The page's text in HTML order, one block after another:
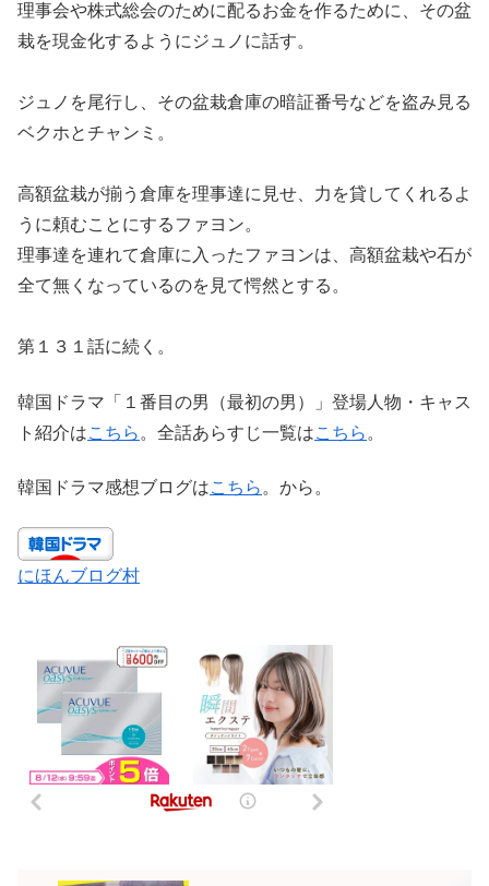
理事会や株式総会のために配るお金を作るために、その盆
栽を現金化するようにジュノに話す。
ジュノを尾行し、その盆栽倉庫の暗証番号などを盗み見る
ベクホとチャンミ。
高額盆栽が揃う倉庫を理事達に見せ、力を貸してくれるよ
うに頼むことにするファヨン。
理事達を連れて倉庫に入ったファヨンは、高額盆栽や石が
全て無くなっているのを見て愕然とする。
第１３１話に続く。
韓国ドラマ「１番目の男（最初の男）」登場人物・キャス
ト紹介はこちら 。全話あらすじ一覧はこちら 。
韓国ドラマ感想ブログはこちら 。から。
にほんブログ村